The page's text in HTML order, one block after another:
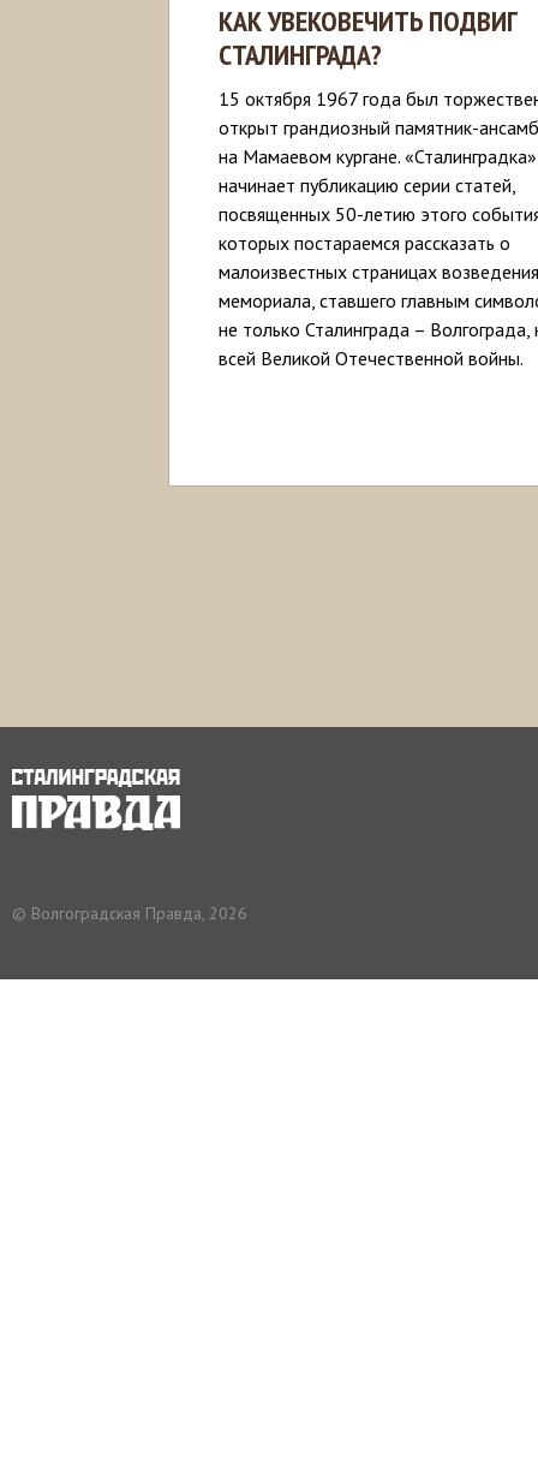
КАК УВЕКОВЕЧИТЬ ПОДВИГ
СТАЛИНГРАДА?
15 октября 1967 года был
открыт грандиозный памятник-
на Мамаевом кургане. «Сталинградка»
начинает публикацию серии статей,
посвященных 50-летию этого
которых постараемся рассказать о
малоизвестных страницах возведения
мемориала, ставшего главным
не только Сталинграда – Волгограда,
всей Великой Отечественной войны.
© Волгоградская Правда, 2026